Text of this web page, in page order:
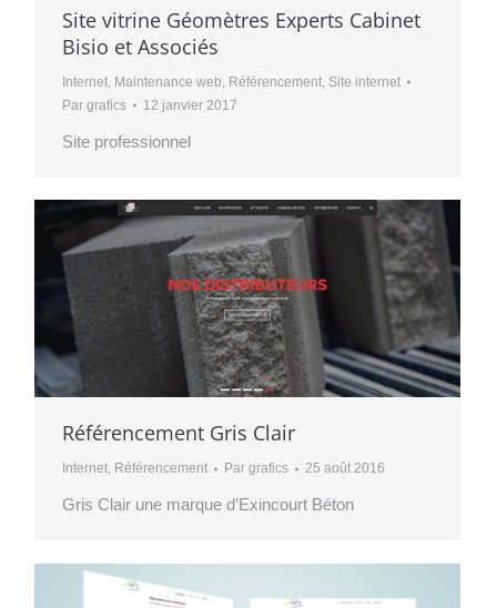
Site vitrine Géomètres Experts Cabinet
Bisio et Associés
Internet Maintenance web Référencement Site internet
Pargrafics 12 janvier 2017
Site professionnel
Référencement Gris Clair
Internet, Référencement Pargrafics 25 août 2016
Gris Clair une marque d’Exincourt Béton